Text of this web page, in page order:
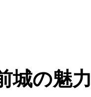
城の魅